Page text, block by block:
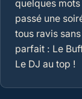
quelques
passé une
tous ravis
parfait : Le
Le DJ au top !